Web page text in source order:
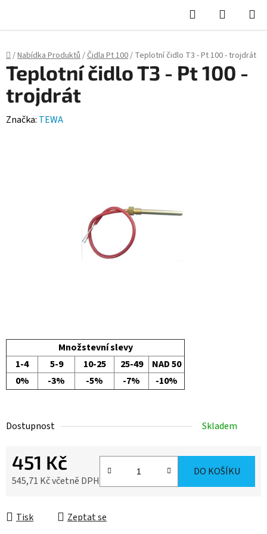
Hledat
KOŠÍK
Domů
/Nabídka Produktů / Čidla Pt 100/ Teplotní čidlo T3 - Pt 100 - trojdrát
Množstevní slevy
1-4
5-9 10-25 25-49
NAD 50
0%
-3% -5% -7% -10%
Dostupnost Skladem
451 Kč
545,71 Kč včetně DPH
DO KOŠÍKU
Tisk Zeptat se
Teplotní čidlo T3 - Pt 100 -
trojdrát
Značka: TEWA